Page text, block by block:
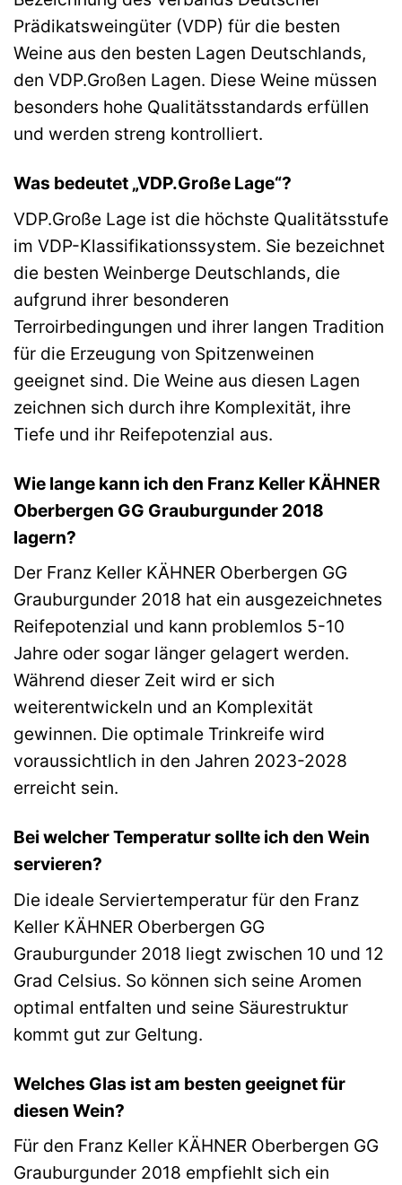
Prädikatsweingüter (VDP) für die besten
Weine aus den besten Lagen Deutschlands,
den VDP.Großen Lagen. Diese Weine müssen
besonders hohe Qualitätsstandards erfüllen
und werden streng kontrolliert.
Was bedeutet „VDP.Große Lage“?
VDP.Große Lage ist die höchste Qualitätsstufe
im VDP-Klassifikationssystem. Sie bezeichnet
die besten Weinberge Deutschlands, die
aufgrund ihrer besonderen
Terroirbedingungen und ihrer langen Tradition
für die Erzeugung von Spitzenweinen
geeignet sind. Die Weine aus diesen Lagen
zeichnen sich durch ihre Komplexität, ihre
Tiefe und ihr Reifepotenzial aus.
Wie lange kann ich den Franz Keller KÄHNER
Oberbergen GG Grauburgunder 2018
lagern?
Der Franz Keller KÄHNER Oberbergen GG
Grauburgunder 2018 hat ein ausgezeichnetes
Reifepotenzial und kann problemlos 5-10
Jahre oder sogar länger gelagert werden.
Während dieser Zeit wird er sich
weiterentwickeln und an Komplexität
gewinnen. Die optimale Trinkreife wird
voraussichtlich in den Jahren 2023-2028
erreicht sein.
Bei welcher Temperatur sollte ich den Wein
servieren?
Die ideale Serviertemperatur für den Franz
Keller KÄHNER Oberbergen GG
Grauburgunder 2018 liegt zwischen 10 und 12
Grad Celsius. So können sich seine Aromen
optimal entfalten und seine Säurestruktur
kommt gut zur Geltung.
Welches Glas ist am besten geeignet für
diesen Wein?
Für den Franz Keller KÄHNER Oberbergen GG
Grauburgunder 2018 empfiehlt sich ein